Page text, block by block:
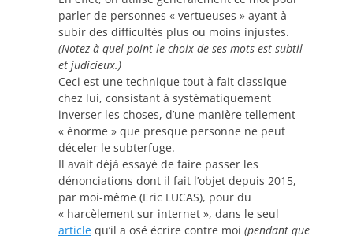
parler de personnes « vertueuses » ayant à
subir des difficultés plus ou moins injustes.
(Notez à quel point le choix de ses mots est subtil
et judicieux.)
Ceci est une technique tout à fait classique
chez lui, consistant à systématiquement
inverser les choses, d’une manière tellement
« énorme » que presque personne ne peut
déceler le subterfuge.
Il avait déjà essayé de faire passer les
dénonciations dont il fait l’objet depuis 2015,
par moi-même (Eric LUCAS), pour du
« harcèlement sur internet », dans le seul
article qu’il a osé écrire contre moi (pendant que